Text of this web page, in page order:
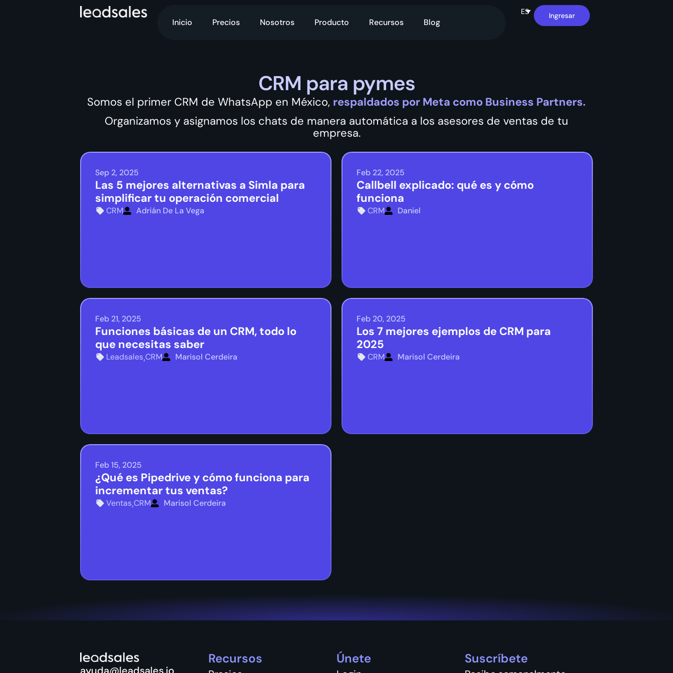
Inicio Precios Nosotros Producto Recursos Blog
ES Ingresar
CRM para pymes
Somos el primer CRM de WhatsApp en México, respaldados por Meta como Business Partners.
Organizamos y asignamos los chats de manera automática a los asesores de ventas de tu
empresa.
Sep 2, 2025
Las 5 mejores alternativas a Simla para
simplificar tu operación comercial
CRM Adrián De La Vega
Feb 22, 2025
Callbell explicado: qué es y cómo
funciona
CRM Daniel
Feb 21, 2025
Funciones básicas de un CRM, todo lo
que necesitas saber
Leadsales,CRM Marisol Cerdeira
Feb 20, 2025
Los 7 mejores ejemplos de CRM para
2025
CRM Marisol Cerdeira
Feb 15, 2025
¿Qué es Pipedrive y cómo funciona para
incrementar tus ventas?
Ventas,CRM Marisol Cerdeira
ayuda@leadsales.io
Recursos Únete Suscríbete